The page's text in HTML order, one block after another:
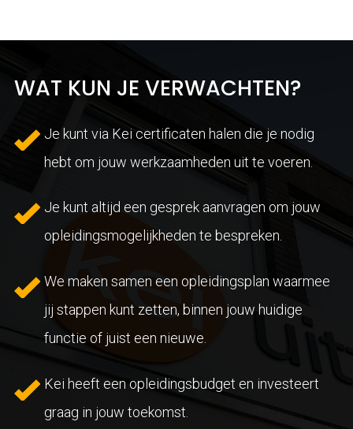
WAT KUN JE VERWACHTEN?
Je kunt via Kei certificaten halen die je nodig
hebt om jouw werkzaamheden uit te voeren.
Je kunt altijd een gesprek aanvragen om jouw
opleidingsmogelijkheden te bespreken.
We maken samen een opleidingsplan waarmee
jij stappen kunt zetten, binnen jouw huidige
functie of juist een nieuwe.
Kei heeft een opleidingsbudget en investeert
graag in jouw toekomst.